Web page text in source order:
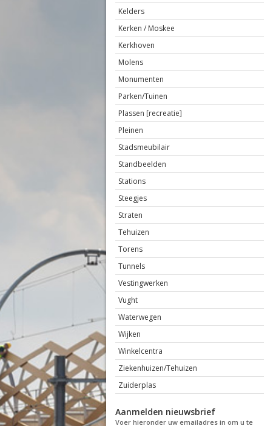
Kelders
Kerken / Moskee
Kerkhoven
Molens
Monumenten
Parken/Tuinen
Plassen [recreatie]
Pleinen
Stadsmeubilair
Standbeelden
Stations
Steegjes
Straten
Tehuizen
Torens
Tunnels
Vestingwerken
Vught
Waterwegen
Wijken
Winkelcentra
Ziekenhuizen/Tehuizen
Zuiderplas
Aanmelden nieuwsbrief
Voer hieronder uw emailadres in om u te